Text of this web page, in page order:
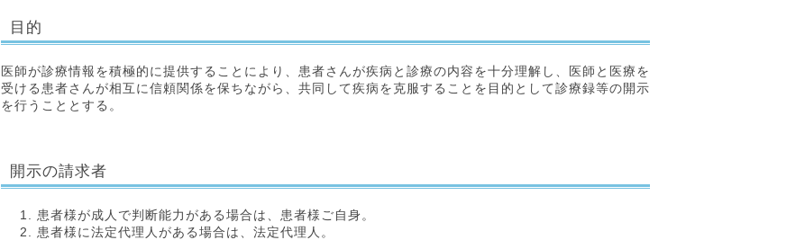
目的
医師が診療情報を積極的に提供することにより、患者さんが疾病と診療の内容を十分理解し、医師と医療を
受ける患者さんが相互に信頼関係を保ちながら、共同して疾病を克服することを目的として診療録等の開示
を行うこととする。
開示の請求者
患者様が成人で判断能力がある場合は、患者様ご自身。
患者様に法定代理人がある場合は、法定代理人。